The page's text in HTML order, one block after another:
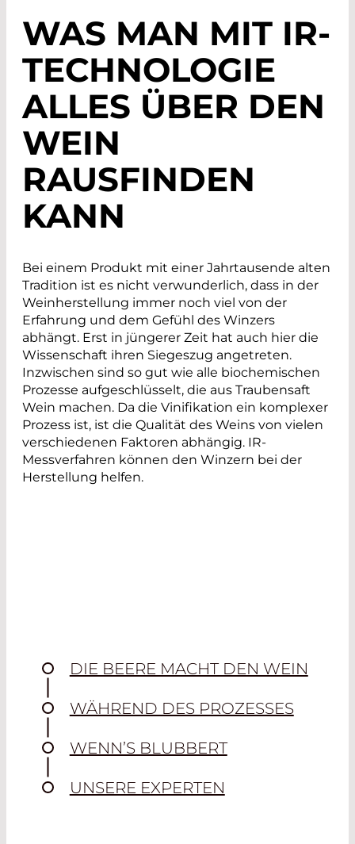
WAS MAN MIT IR-
TECHNOLOGIE
ALLES ÜBER DEN
WEIN
RAUSFINDEN
KANN
Bei einem Produkt mit einer Jahrtausende alten
Tradition ist es nicht verwunderlich, dass in der
Weinherstellung immer noch viel von der
Erfahrung und dem Gefühl des Winzers
abhängt. Erst in jüngerer Zeit hat auch hier die
Wissenschaft ihren Siegeszug angetreten.
Inzwischen sind so gut wie alle biochemischen
Prozesse aufgeschlüsselt, die aus Traubensaft
Wein machen. Da die Vinifikation ein komplexer
Prozess ist, ist die Qualität des Weins von vielen
verschiedenen Faktoren abhängig. IR-
Messverfahren können den Winzern bei der
Herstellung helfen.
DIE BEERE MACHT DEN WEIN
WÄHREND DES PROZESSES
WENN’S BLUBBERT
UNSERE EXPERTEN